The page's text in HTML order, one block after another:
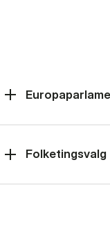
Folketingsvalg